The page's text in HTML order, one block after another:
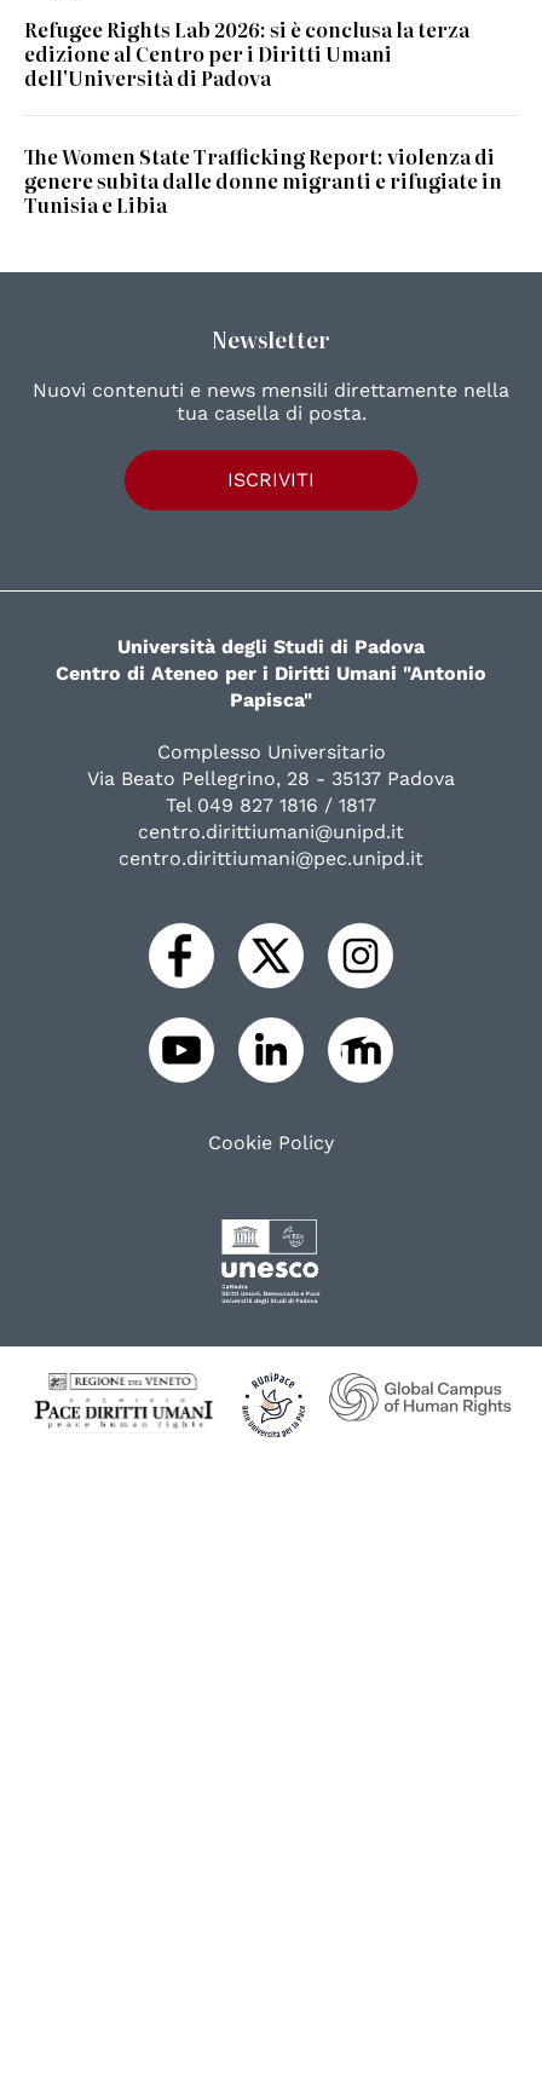
Refugee Rights Lab 2026: si è conclusa la terza
edizione al Centro per i Diritti Umani
dell'Università di Padova
The Women State Trafficking Report: violenza di
genere subita dalle donne migranti e rifugiate in
Tunisia e Libia
Newsletter
Nuovi contenuti e news mensili direttamente nella
tua casella di posta.
ISCRIVITI
Università degli Studi di Padova
Centro di Ateneo per i Diritti Umani "Antonio
Papisca"
Complesso Universitario
Via Beato Pellegrino, 28 - 35137 Padova
Tel 049 827 1816 / 1817
centro.dirittiumani@unipd.it
centro.dirittiumani@pec.unipd.it
Cookie Policy